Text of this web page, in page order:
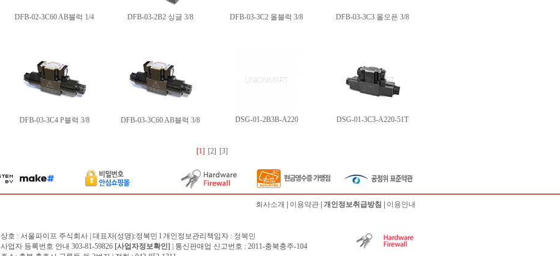
DFB-02-3C60 AB블럭 1/4 DFB-03-2B2 싱글 3/8 DFB-03-3C2 올블럭 3/8 DFB-03-3C3 올오픈 3/8
DFB-03-3C4 P블럭 3/8 DFB-03-3C60 AB블럭 3/8 DSG-01-2B3B-A220 DSG-01-3C3-A220-51T
[1] [2] [3]
회사소개 이용약관 개인정보취급방침 이용안내
상호 : 서울파이프 주식회사 | 대표자(성명):정복민 l 개인정보관리책임자 : 정복민
사업자 등록번호 안내 303-81-59826 [사업자정보확인]
| 통신판매업 신고번호 : 2011-충북충주-104